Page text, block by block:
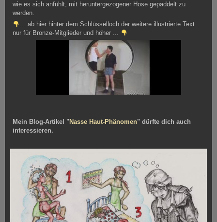
wie es sich anfühlt, mit heruntergezogener Hose gepaddelt zu
werden.
... ab hier hinter dem Schlüsselloch der weitere illustrierte Text
nur für Bronze-Mitglieder und höher ...
Mein Blog-Artikel "Nasse Haut-Phänomen" dürfte dich auch
interessieren.